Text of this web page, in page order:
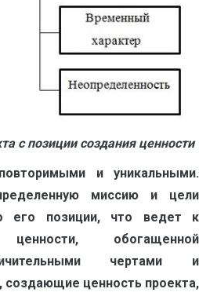
с позиции создания ценности
и уникальными.
миссию и цели
его позиции, что ведет к
обогащенной
чертами и
создающие ценность проекта,